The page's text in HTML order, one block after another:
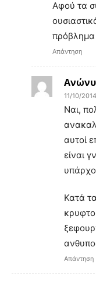
Αφού τα
πρόβλημα
Απάντηση
11/10/
Ναι,
αυτοί
είναι
Κατά
Απάντηση